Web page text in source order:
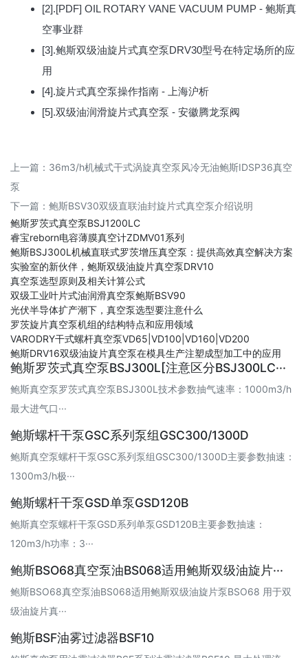
[2].[PDF] OIL ROTARY VANE VACUUM PUMP - 鲍斯真
空事业群
[3].鲍斯双级油旋片式真空泵DRV30型号在特定场所的应
用
[4].旋片式真空泵操作指南 - 上海沪析
[5].双级油润滑旋片式真空泵 - 安徽腾龙泵阀
上一篇： 36m3/h机械式干式涡旋真空泵风冷无油鲍斯IDSP36真空
泵
下一篇： 鲍斯BSV30双级直联油封旋片式真空泵介绍说明
鲍斯罗茨式真空泵BSJ1200LC
睿宝reborn电容薄膜真空计ZDMV01系列
鲍斯BSJ300L机械直联式罗茨增压真空泵：提供高效真空解决方案
实验室的新伙伴，鲍斯双级油旋片真空泵DRV10
真空泵选型原则及相关计算公式
双级工业叶片式油润滑真空泵鲍斯BSV90
光伏半导体扩产潮下，真空泵选型要注意什么
罗茨旋片真空泵机组的结构特点和应用领域
VARODRY干式螺杆真空泵VD65|VD100|VD160|VD200
鲍斯DRV16双级油旋片真空泵在模具生产注塑成型加工中的应用
鲍斯罗茨式真空泵BSJ300L[注意区分BSJ300LC···
鲍斯真空泵罗茨式真空泵BSJ300L技术参数抽气速率：1000m3/h
最大进气口···
鲍斯螺杆干泵GSC系列泵组GSC300/1300D
鲍斯真空泵螺杆干泵GSC系列泵组GSC300/1300D主要参数抽速：
1300m3/h极···
鲍斯螺杆干泵GSD单泵GSD120B
鲍斯真空泵螺杆干泵GSD系列单泵GSD120B主要参数抽速：
120m3/h功率：3···
鲍斯BSO68真空泵油BS068适用鲍斯双级油旋片···
鲍斯BSO68真空泵油BS068适用鲍斯双级油旋片泵BSO68 用于双
级油旋片真···
鲍斯BSF油雾过滤器BSF10